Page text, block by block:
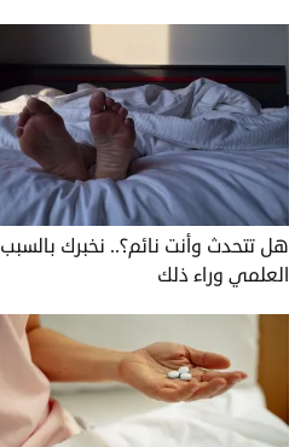
هل تتحدث وأنت نائم؟.. نخبرك بالسبب
العلمي وراء ذلك